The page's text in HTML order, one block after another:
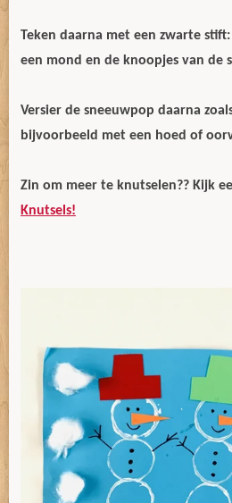
Teken daarna met een zwarte
een mond en de knoopjes van de
Versier de sneeuwpop daarna
bijvoorbeeld met een hoed of
Zin om meer te knutselen?? Kijk
Knutsels!